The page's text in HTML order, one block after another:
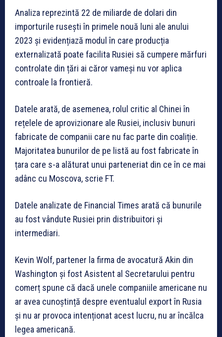
Analiza reprezintă 22 de miliarde de dolari din
importurile rusești în primele nouă luni ale anului
2023 și evidențiază modul în care producția
externalizată poate facilita Rusiei să cumpere mărfuri
controlate din țări ai căror vameși nu vor aplica
controale la frontieră.
Datele arată, de asemenea, rolul critic al Chinei în
rețelele de aprovizionare ale Rusiei, inclusiv bunuri
fabricate de companii care nu fac parte din coaliție.
Majoritatea bunurilor de pe listă au fost fabricate în
țara care s-a alăturat unui parteneriat din ce în ce mai
adânc cu Moscova, scrie FT.
Datele analizate de Financial Times arată că bunurile
au fost vândute Rusiei prin distribuitori și
intermediari.
Kevin Wolf, partener la firma de avocatură Akin din
Washington și fost Asistent al Secretarului pentru
comerț spune că dacă unele companiile americane nu
ar avea cunoștință despre eventualul export în Rusia
și nu ar provoca intenționat acest lucru, nu ar încălca
legea americană.